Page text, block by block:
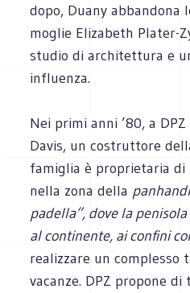
dopo, Duany abbandona
moglie Elizabeth Plater-
studio di architettura e
influenza.
Nei primi anni ’80, a
Davis, un costruttore
famiglia è proprietaria
nella zona della
padella”, dove la
al continente, ai confini
realizzare un complesso
vacanze. DPZ propone